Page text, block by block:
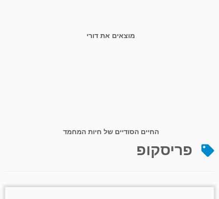
מוצאים את דורי
החיים הסודיים של חיות המחמד
פריסקופ